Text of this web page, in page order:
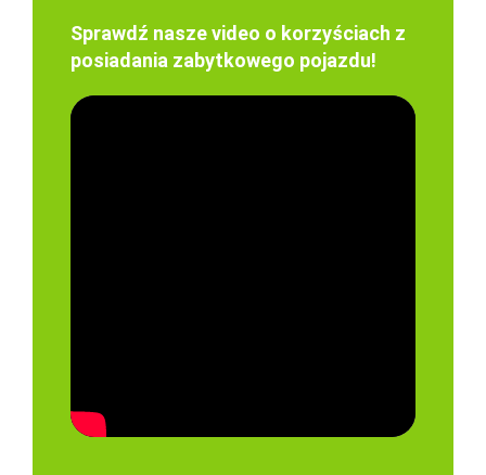
Sprawdź nasze video o korzyściach z
posiadania zabytkowego pojazdu!